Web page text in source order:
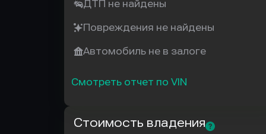
ДТП не найдены
Повреждения не найдены
Автомобиль не в залоге
Смотреть отчет по VIN
Стоимость владения